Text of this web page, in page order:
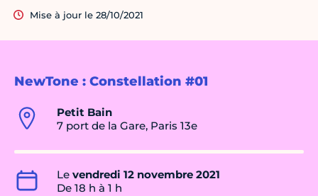
NewTone : Constellation #01
Petit Bain
7 port de la Gare, Paris 13e
Le vendredi 12 novembre 2021
De 18 h à 1 h
Mise à jour le 28/10/2021